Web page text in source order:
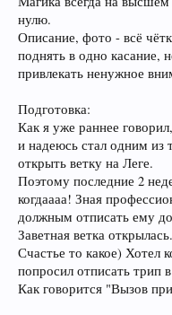
нулю.
Описание, фото - всё
поднять в одно касание,
привлекать ненужное
Подготовка:
Как я уже раннее
и надеюсь стал одним из
открыть ветку на Леге.
Поэтому последние 2
когдаааа! Зная
должным отписать ему
Заветная ветка
Счастье то какое) Хотел
попросил отписать трип
Как говорится "Вызов